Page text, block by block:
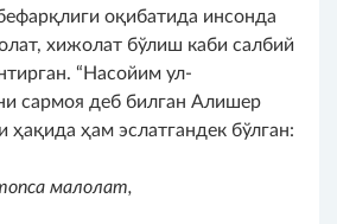
оқибатида инсонда
хижолат бўлиш каби салбий
“Насойим ул-
сармоя деб билган Алишер
ҳақида ҳам эслатгандек бўлган:
пса малолат,